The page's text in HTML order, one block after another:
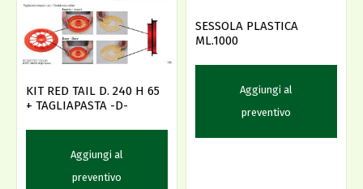
KIT RED TAIL D. 240 H 65
+ TAGLIAPASTA -D-
Aggiungi al
preventivo
SESSOLA PLASTICA
ML.1000
Aggiungi al
preventivo